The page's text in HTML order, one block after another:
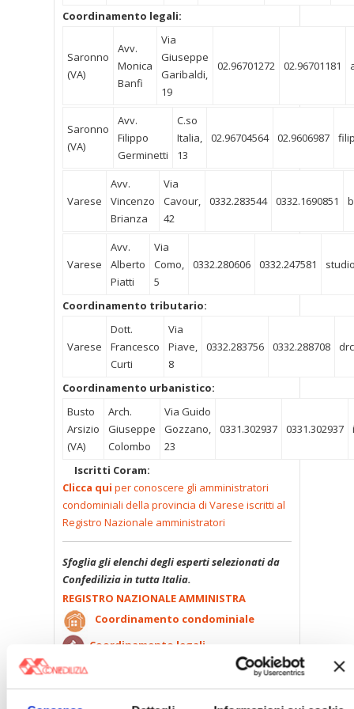
Coordinamento legali:
Saronno
(VA)
Avv.
Monica
Banfi
Via
Giuseppe
Garibaldi,
19
02.96701272 02.96701181
Saronno
(VA)
Avv.
Filippo
Germinetti
C.so
Italia,
13
02.96704564 02.9606987
Varese
Avv.
Vincenzo
Brianza
Via
Cavour,
42
0332.283544 0332.1690851
Varese
Avv.
Alberto
Piatti
Via
Como,
5
0332.280606 0332.247581
Coordinamento tributario:
Varese
Dott.
Francesco
Curti
Via
Piave,
8
0332.283756 0332.288708
Coordinamento urbanistico:
Busto
Arsizio
(VA)
Arch.
Giuseppe
Colombo
Via Guido
Gozzano,
23
0331.302937 0331.302937
Iscritti Coram:
Clicca qui per conoscere gli amministratori
condominiali della provincia di Varese iscritti al
Registro Nazionale amministratori
Sfoglia gli elenchi degli esperti selezionati da
Confedilizia in tutta Italia.
REGISTRO NAZIONALE AMMINISTRA
Coordinamento condominiale
Coordinamento legali